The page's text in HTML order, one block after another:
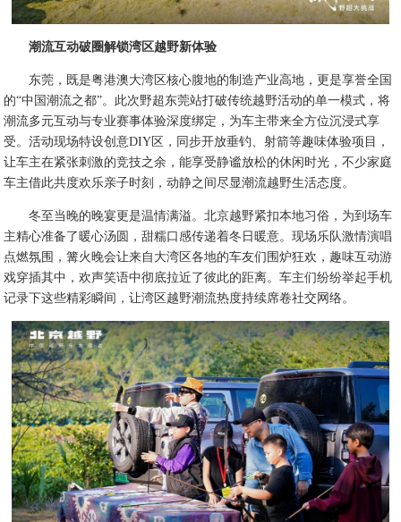
潮流互动破圈解锁湾区越野新体验
东莞，既是粤港澳大湾区核心腹地的制造产业高地，更是享誉全国
的“中国潮流之都”。此次野超东莞站打破传统越野活动的单一模式，将
潮流多元互动与专业赛事体验深度绑定，为车主带来全方位沉浸式享
受。活动现场特设创意DIY区，同步开放垂钓、射箭等趣味体验项目，
让车主在紧张刺激的竞技之余，能享受静谧放松的休闲时光，不少家庭
车主借此共度欢乐亲子时刻，动静之间尽显潮流越野生活态度。
冬至当晚的晚宴更是温情满溢。北京越野紧扣本地习俗，为到场车
主精心准备了暖心汤圆，甜糯口感传递着冬日暖意。现场乐队激情演唱
点燃氛围，篝火晚会让来自大湾区各地的车友们围炉狂欢，趣味互动游
戏穿插其中，欢声笑语中彻底拉近了彼此的距离。车主们纷纷举起手机
记录下这些精彩瞬间，让湾区越野潮流热度持续席卷社交网络。